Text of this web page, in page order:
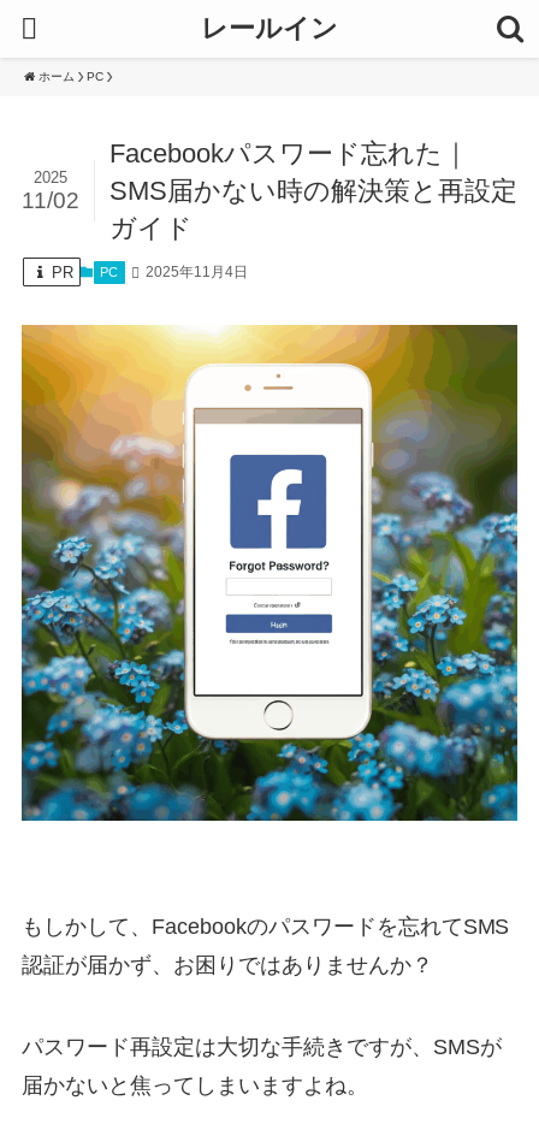
レールイン
ホーム PC
Facebookパスワード忘れた｜
SMS届かない時の解決策と再設定
ガイド
2025
11/02
PR PC 2025年11月4日
もしかして、Facebookのパスワードを忘れてSMS
認証が届かず、お困りではありませんか？
パスワード再設定は大切な手続きですが、SMSが
届かないと焦ってしまいますよね。